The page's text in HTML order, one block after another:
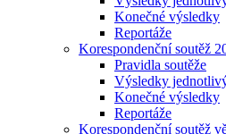
Konečné výsledky
Reportáže
Korespondenční soutěž
Pravidla soutěže
Výsledky
Konečné výsledky
Reportáže
Korespondenční soutěž